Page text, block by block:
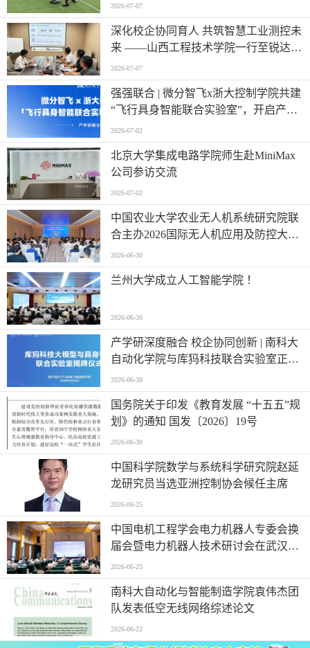
2026-07-07
深化校企协同育人 共筑智慧工业测控未
来 ——山西工程技术学院一行至锐达工
业集团参观调研
2026-07-07
强强联合 | 微分智飞x浙大控制学院共建
“飞行具身智能联合实验室”，开启产学
研深度融合新篇章
2026-07-02
北京大学集成电路学院师生赴MiniMax
公司参访交流
2026-07-02
中国农业大学农业无人机系统研究院联
合主办2026国际无人机应用及防控大会
第六届农业无人机应用交流会
2026-06-30
兰州大学成立人工智能学院 ！
2026-06-30
产学研深度融合 校企协同创新 | 南科大
自动化学院与库犸科技联合实验室正式
揭牌
2026-06-30
国务院关于印发《教育发展 “十五五”规
划》的通知 国发〔2026〕19号
2026-06-30
中国科学院数学与系统科学研究院赵延
龙研究员当选亚洲控制协会候任主席
2026-06-25
中国电机工程学会电力机器人专委会换
届会暨电力机器人技术研讨会在武汉举
行
2026-06-25
南科大自动化与智能制造学院袁伟杰团
队发表低空无线网络综述论文
2026-06-22